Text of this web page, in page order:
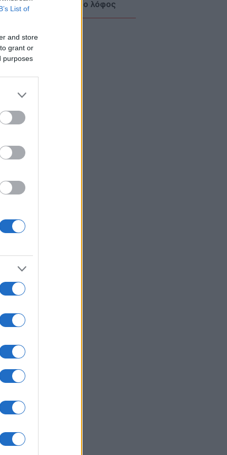
List of
and store
grant or
purposes
Αθηναίων: Κλείνει ο λόφος
λόγω πολύ υψηλού
08/08/26 - 20:21
Ντι Βανς: «Προσδοκούμε ότι το
Καταγγελίες για διείσδυση
Πακιστάν για «ενιαίο ισλαμικό
κατά του Ισραήλ μετά την
08/08/26 - 19:44
παραλίες
08/26 - 19:41
για τα Στενά του Ορμούζ εν
προειδοποιήσεων για τις
Έτοιμη για τη δεύτερη φάση
08/08/26 - 19:27
στο κοινοβούλιο του